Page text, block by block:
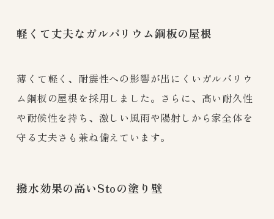
軽くて丈夫なガルバリウム鋼板の屋根
薄くて軽く、耐震性への影響が出にくいガルバリウ
ム鋼板の屋根を採用しました。さらに、高い耐久性
や耐候性を持ち、激しい風雨や陽射しから家全体を
守る丈夫さも兼ね備えています。
撥水効果の高いStoの塗り壁